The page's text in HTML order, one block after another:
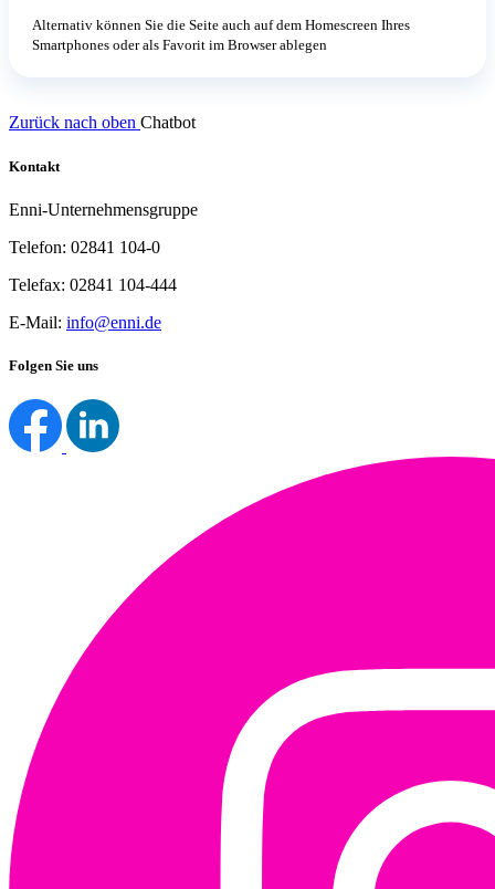
Alternativ können Sie die Seite auch auf dem Homescreen Ihres
Smartphones oder als Favorit im Browser ablegen
Zurück nach oben Chatbot
Kontakt
Enni-Unternehmensgruppe
Telefon: 02841 104-0
Telefax: 02841 104-444
E-Mail: info@enni.de
Folgen Sie uns